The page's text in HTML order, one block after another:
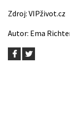
Zdroj: VIPživot.cz
Autor: Ema